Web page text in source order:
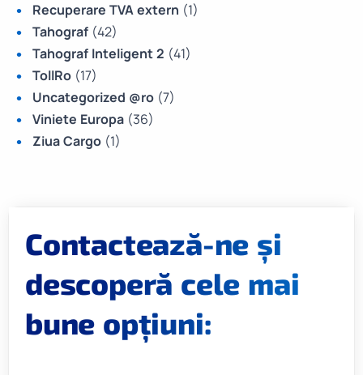
Recuperare TVA extern (1)
Tahograf (42)
Tahograf Inteligent 2 (41)
TollRo (17)
Uncategorized @ro (7)
Viniete Europa (36)
Ziua Cargo (1)
Contactează-ne și
descoperă cele mai
bune opțiuni: